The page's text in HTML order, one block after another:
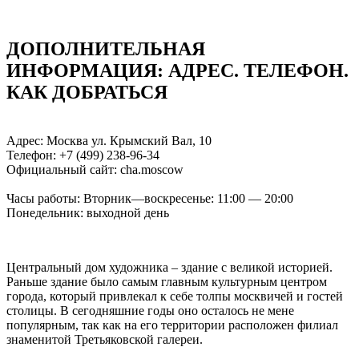
ДОПОЛНИТЕЛЬНАЯ
ИНФОРМАЦИЯ: АДРЕC. ТЕЛЕФОН.
КАК ДОБРАТЬСЯ
Адрес: Москва ул. Крымский Вал, 10
Телефон: +7 (499) 238-96-34
Официальный сайт: cha.moscow
Часы работы: Вторник—воскресенье: 11:00 — 20:00
Понедельник: выходной день
Центральный дом художника – здание с великой историей.
Раньше здание было самым главным культурным центром
города, который привлекал к себе толпы москвичей и гостей
столицы. В сегодняшние годы оно осталось не мене
популярным, так как на его территории расположен филиал
знаменитой Третьяковской галереи.